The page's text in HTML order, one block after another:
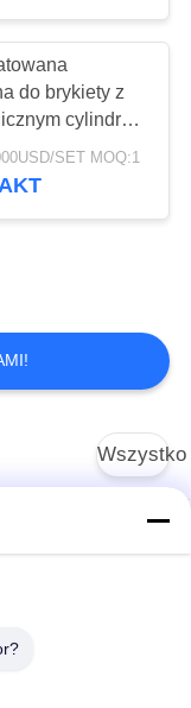
478
155
do brykiety z
cylindrem
SET MOQ:1
Wszystko